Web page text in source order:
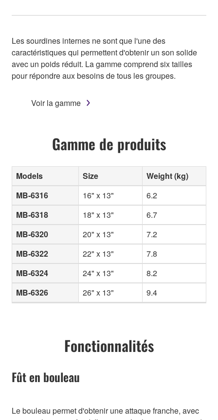
Les sourdines internes ne sont que l'une des
caractéristiques qui permettent d'obtenir un son solide
avec un poids réduit. La gamme comprend six tailles
pour répondre aux besoins de tous les groupes.
Voir la gamme
Gamme de produits
Models Size
Weight (kg)
MB-6316
16" x 13"
6.2
MB-6318
18" x 13"
6.7
MB-6320
20" x 13"
7.2
MB-6322
22" x 13"
7.8
MB-6324
24" x 13"
8.2
MB-6326
26" x 13" 9.4
Fonctionnalités
Fût en bouleau
Le bouleau permet d'obtenir une attaque franche, avec